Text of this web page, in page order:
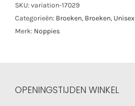
SKU:variation-17029
Categorieën: Broeken, Broeken, Unisex
Merk: Noppies
OPENINGSTIJDEN WINKEL